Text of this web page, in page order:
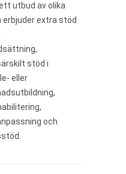
utbud av olika
extra stöd
stöd i
eller
och